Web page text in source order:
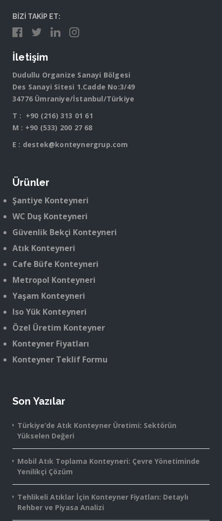
BİZİ TAKİP ET:
İletişim
Dudullu Organize Sanayi Bölgesi
Des Sanayi Sitesi 1.Cadde No:3/49
34776 Ümraniye/İstanbul/Türkiye
T : +90 (216) 313 01 61
M : +90 (533) 200 27 68
E : destek@konteynergrup.com
Ürünler
Şantiye Konteyneri
WC Duş Konteyneri
Güvenlik Bekçi Konteyneri
Atık Konteyneri
Cafe Büfe Konteyneri
Metropol Konteyneri
Yaşam Konteyneri
Iso Yük Konteyneri
Özel Üretim Konteyner
Konteyner Fiyatları
Konteyner Teklif Formu
Son Yazılar
Türkiye’de Atık Konteyner Üretimi: Sektörün
Yükselen Değeri
Mobil Atık Toplama Konteyneri: Çevre Yönetiminde
Yenilikçi Çözüm
Tehlikeli Atıklar İçin Konteyner Fiyatları: Detaylı
Rehber ve Piyasa Analizi